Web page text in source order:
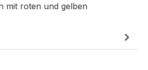
mit roten und gelben